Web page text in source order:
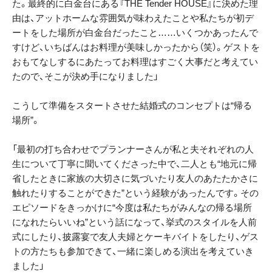
た。最終的に白金台にある『THE Tender HOUSE』に決めた理
由は、アットホームな雰囲気が味わえたことや私たちが初デ
ートをした場所が白金台だったこと……いくつかあったんで
すけど、いちばんはお料理が美味しかったから（笑）。ゲストを
おもてなしするにあたってお料理はすごく大事だと考えてい
たので、そこが決め手になりました」
こうして準備をスタートさせた結婚式のコンセプトは“帰る
場所”。
「最初の打ち合わせでプランナーさんが私と夫それぞれの人
生について丁寧に聞いてくださった中で、二人とも“地元に帰
省したときに家族の大切さに気づいたり友人のあたたかさに
触れたりすることができた”という経験があったんです。その
エピソードをきっかけに“今度は私たちがみんなの帰る場所
になれたらいいね”という話になって、挙式のスタイルを人前
式にしたり、披露宴で友人夫婦とケーキバイトをしたり、ゲス
トの方たちも参加できて、一緒に楽しめる演出を考えていき
ました」